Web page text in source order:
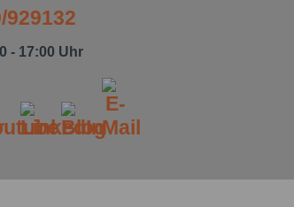
929132
- 17:00 Uhr